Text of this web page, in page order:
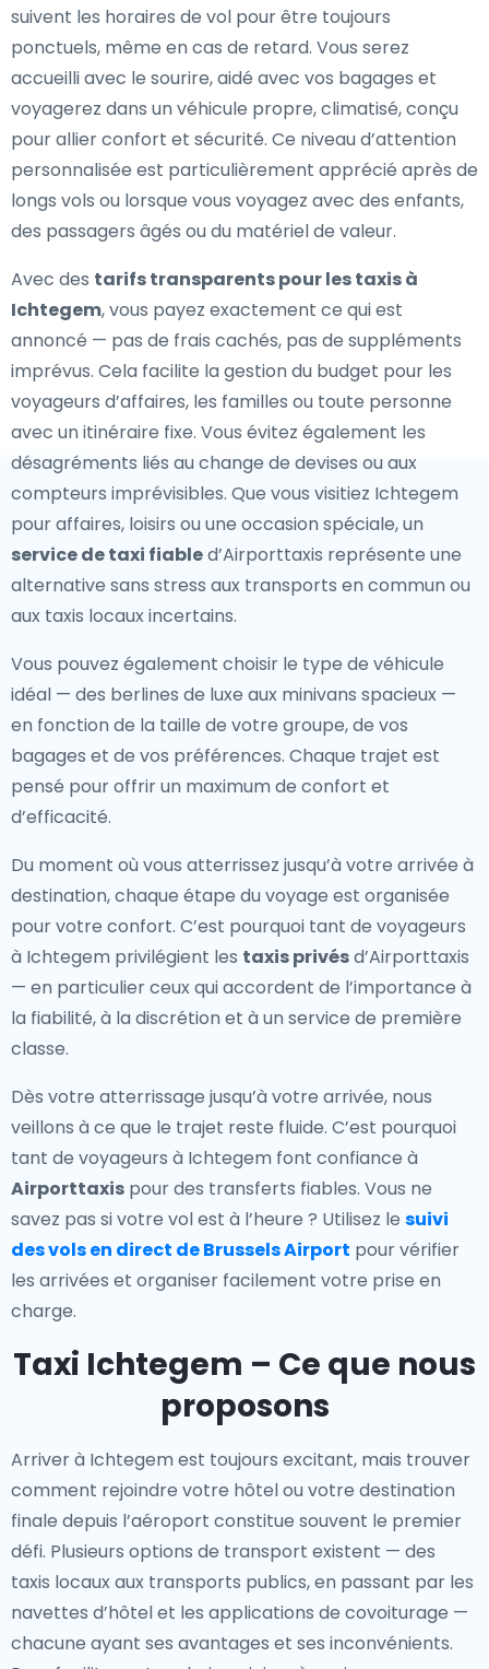
suivent les horaires de vol pour être toujours
ponctuels, même en cas de retard. Vous serez
accueilli avec le sourire, aidé avec vos bagages et
voyagerez dans un véhicule propre, climatisé, conçu
pour allier confort et sécurité. Ce niveau d’attention
personnalisée est particulièrement apprécié après de
longs vols ou lorsque vous voyagez avec des enfants,
des passagers âgés ou du matériel de valeur.
Avec des tarifs transparents pour les taxis à
Ichtegem, vous payez exactement ce qui est
annoncé — pas de frais cachés, pas de suppléments
imprévus. Cela facilite la gestion du budget pour les
voyageurs d’affaires, les familles ou toute personne
avec un itinéraire fixe. Vous évitez également les
désagréments liés au change de devises ou aux
compteurs imprévisibles. Que vous visitiez Ichtegem
pour affaires, loisirs ou une occasion spéciale, un
service de taxi fiabled’Airporttaxis représente une
alternative sans stress aux transports en commun ou
aux taxis locaux incertains.
Vous pouvez également choisir le type de véhicule
idéal — des berlines de luxe aux minivans spacieux —
en fonction de la taille de votre groupe, de vos
bagages et de vos préférences. Chaque trajet est
pensé pour offrir un maximum de confort et
d’efficacité.
Du moment où vous atterrissez jusqu’à votre arrivée à
destination, chaque étape du voyage est organisée
pour votre confort. C’est pourquoi tant de voyageurs
à Ichtegem privilégient les taxis privésd’Airporttaxis
— en particulier ceux qui accordent de l’importance à
la fiabilité, à la discrétion et à un service de première
classe.
Dès votre atterrissage jusqu’à votre arrivée, nous
veillons à ce que le trajet reste fluide. C’est pourquoi
tant de voyageurs à Ichtegem font confiance à
Airporttaxis pour des transferts fiables. Vous ne
savez pas si votre vol est à l’heure ? Utilisez le suivi
des vols en direct de Brussels Airport pour vérifier
les arrivées et organiser facilement votre prise en
charge.
Taxi Ichtegem – Ce que nous
proposons
Arriver à Ichtegem est toujours excitant, mais trouver
comment rejoindre votre hôtel ou votre destination
finale depuis l’aéroport constitue souvent le premier
défi. Plusieurs options de transport existent — des
taxis locaux aux transports publics, en passant par les
navettes d’hôtel et les applications de covoiturage —
chacune ayant ses avantages et ses inconvénients.